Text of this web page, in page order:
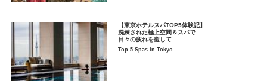
【東京ホテルスパTOP5体験記】
洗練された極上空間＆スパで
日々の疲れを癒して
Top 5 Spas in Tokyo